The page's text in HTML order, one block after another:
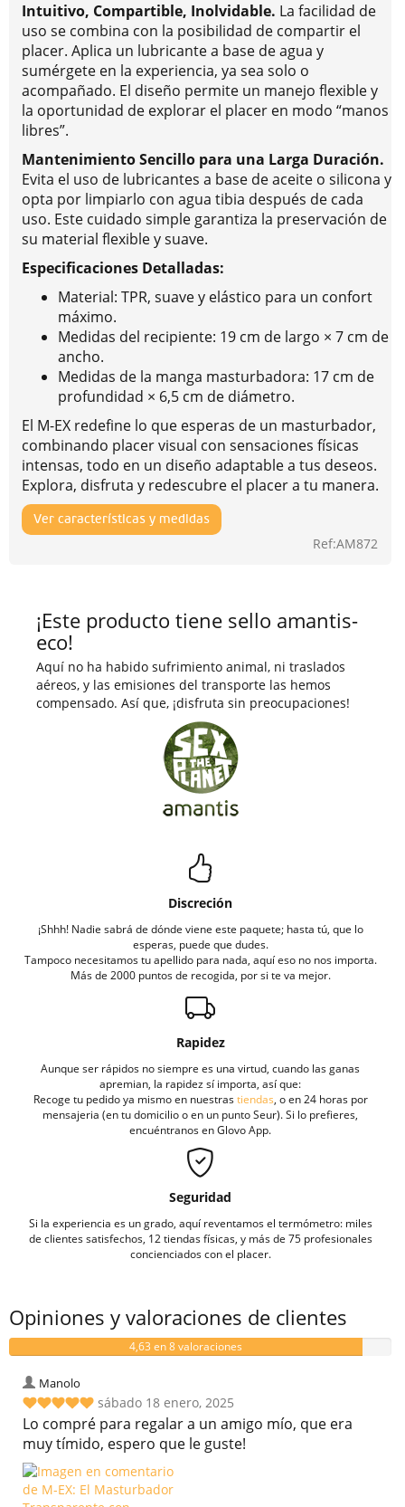
Intuitivo, Compartible, Inolvidable. La facilidad de
uso se combina con la posibilidad de compartir el
placer. Aplica un lubricante a base de agua y
sumérgete en la experiencia, ya sea solo o
acompañado. El diseño permite un manejo flexible y
la oportunidad de explorar el placer en modo “manos
libres”.
Mantenimiento Sencillo para una Larga Duración.
Evita el uso de lubricantes a base de aceite o silicona y
opta por limpiarlo con agua tibia después de cada
uso. Este cuidado simple garantiza la preservación de
su material flexible y suave.
Especificaciones Detalladas:
Material: TPR, suave y elástico para un confort
máximo.
Medidas del recipiente: 19 cm de largo × 7 cm de
ancho.
Medidas de la manga masturbadora: 17 cm de
profundidad × 6,5 cm de diámetro.
El M-EX redefine lo que esperas de un masturbador,
combinando placer visual con sensaciones físicas
intensas, todo en un diseño adaptable a tus deseos.
Explora, disfruta y redescubre el placer a tu manera.
Ver características y medidas
Ref:AM872
¡Este producto tiene sello amantis-
eco!
Aquí no ha habido sufrimiento animal, ni traslados
aéreos, y las emisiones del transporte las hemos
compensado. Así que, ¡disfruta sin preocupaciones!
Discreción
¡Shhh! Nadie sabrá de dónde viene este paquete; hasta tú, que lo
esperas, puede que dudes.
Tampoco necesitamos tu apellido para nada, aquí eso no nos importa.
Más de 2000 puntos de recogida, por si te va mejor.
Rapidez
Aunque ser rápidos no siempre es una virtud, cuando las ganas
apremian, la rapidez sí importa, así que:
Recoge tu pedido ya mismo en nuestrastiendas, o en 24 horas por
mensajeria (en tu domicilio o en un punto Seur). Si lo prefieres,
encuéntranos en Glovo App.
Seguridad
Si la experiencia es un grado, aquí reventamos el termómetro: miles
de clientes satisfechos, 12 tiendas físicas, y más de 75 profesionales
concienciados con el placer.
Opiniones y valoraciones de clientes
4,63 en 8 valoraciones
Manolo
sábado 18 enero, 2025
Lo compré para regalar a un amigo mío, que era
muy tímido, espero que le guste!